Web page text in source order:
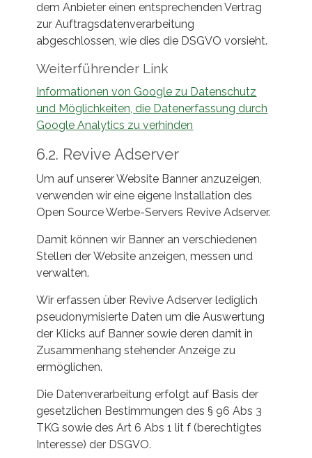
dem Anbieter einen entsprechenden Vertrag
zur Auftragsdatenverarbeitung
abgeschlossen, wie dies die DSGVO vorsieht.
Weiterführender Link
Informationen von Google zu Datenschutz
und Möglichkeiten, die Datenerfassung durch
Google Analytics zu verhinden
6.2. Revive Adserver
Um auf unserer Website Banner anzuzeigen,
verwenden wir eine eigene Installation des
Open Source Werbe-Servers Revive Adserver.
Damit können wir Banner an verschiedenen
Stellen der Website anzeigen, messen und
verwalten.
Wir erfassen über Revive Adserver lediglich
pseudonymisierte Daten um die Auswertung
der Klicks auf Banner sowie deren damit in
Zusammenhang stehender Anzeige zu
ermöglichen.
Die Datenverarbeitung erfolgt auf Basis der
gesetzlichen Bestimmungen des § 96 Abs 3
TKG sowie des Art 6 Abs 1 lit f (berechtigtes
Interesse) der DSGVO.